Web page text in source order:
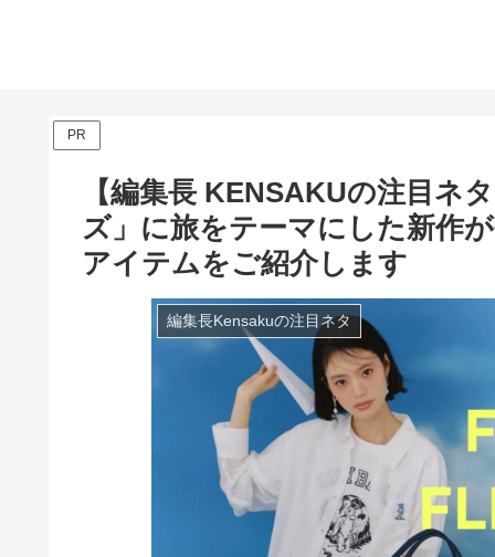
PR
【編集長 KENSAKUの注目ネ
ズ」に旅をテーマにした新作
アイテムをご紹介します
編集長Kensakuの注目ネタ